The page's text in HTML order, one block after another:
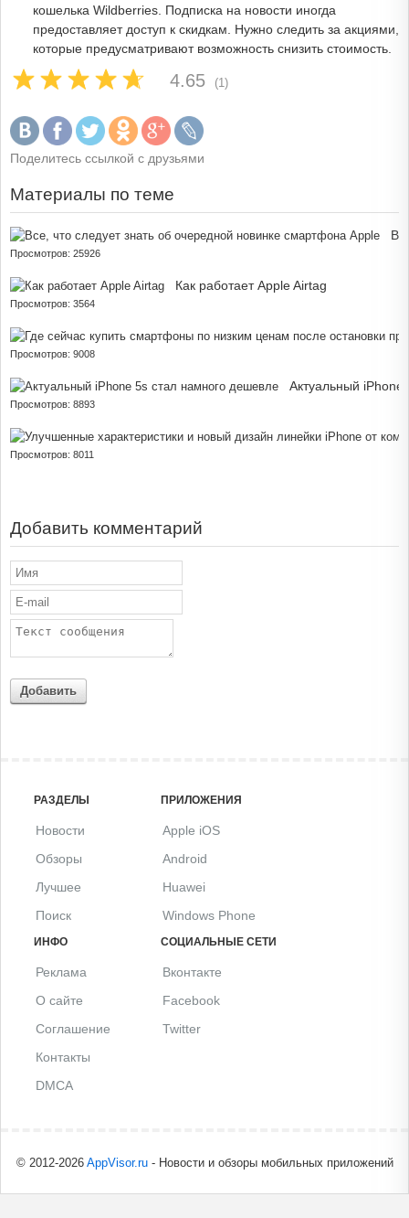
кошелька Wildberries. Подписка на новости иногда
предоставляет доступ к скидкам. Нужно следить за акциями,
которые предусматривают возможность снизить стоимость.
4.65 (1)
Поделитесь ссылкой с друзьями
Материалы по теме
Просмотров: 25926
Как работает Apple Airtag
Просмотров: 3564
Просмотров: 9008
Актуальный
Просмотров: 8893
Просмотров: 8011
Добавить комментарий
Добавить
РАЗДЕЛЫ
Новости
Обзоры
Лучшее
Поиск
ПРИЛОЖЕНИЯ
Apple iOS
Android
Huawei
Windows Phone
ИНФО
Реклама
О сайте
Соглашение
Контакты
DMCA
СОЦИАЛЬНЫЕ СЕТИ
Вконтакте
Facebook
Twitter
© 2012-2026 AppVisor.ru- Новости и обзоры мобильных приложений